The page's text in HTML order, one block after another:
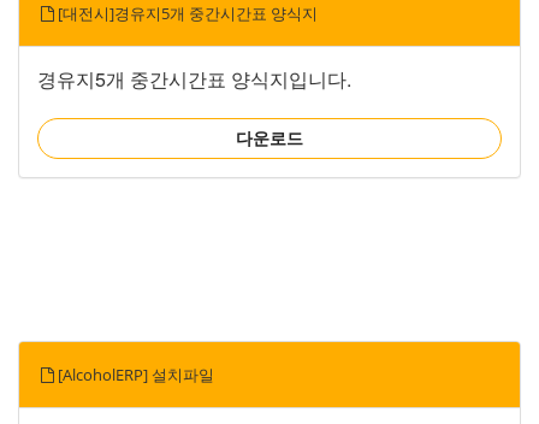
[대전시]경유지5개 중간시간표 양식지
경유지5개 중간시간표 양식지입니다.
다운로드
[AlcoholERP] 설치파일